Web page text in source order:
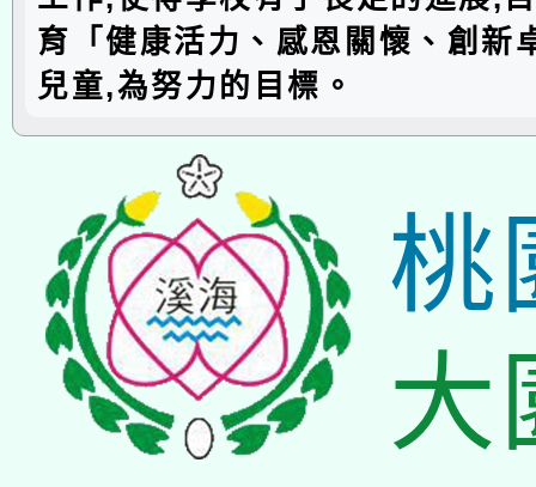
育「健康活力、感恩關懷、創新
兒童,為努力的目標。
桃
大